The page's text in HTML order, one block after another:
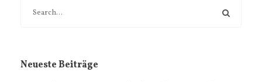
Neueste Beiträge